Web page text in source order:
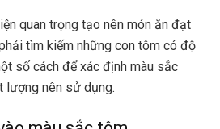
quan trọng tạo nên món ăn đạt
tìm kiếm những con tôm có độ
số cách để xác định màu sắc
lượng nên sử dụng.